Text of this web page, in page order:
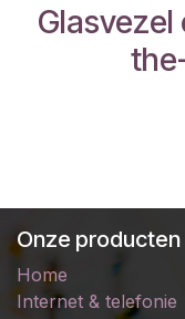
Onze producten
Home
Internet & telefonie